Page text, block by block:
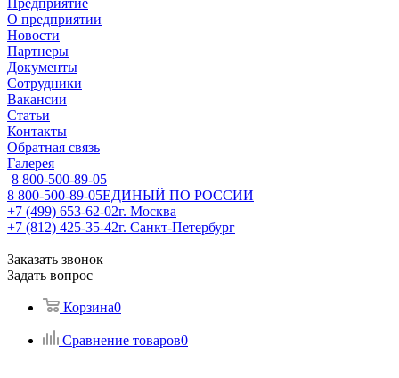
Предприятие
О предприятии
Новости
Партнеры
Документы
Сотрудники
Вакансии
Статьи
Контакты
Обратная связь
Галерея
8 800-500-89-05
8 800-500-89-05ЕДИНЫЙ ПО РОССИИ
+7 (499) 653-62-02г. Москва
+7 (812) 425-35-42г. Санкт-Петербург
Заказать звонок
Задать вопрос
Корзина0
Сравнение товаров0